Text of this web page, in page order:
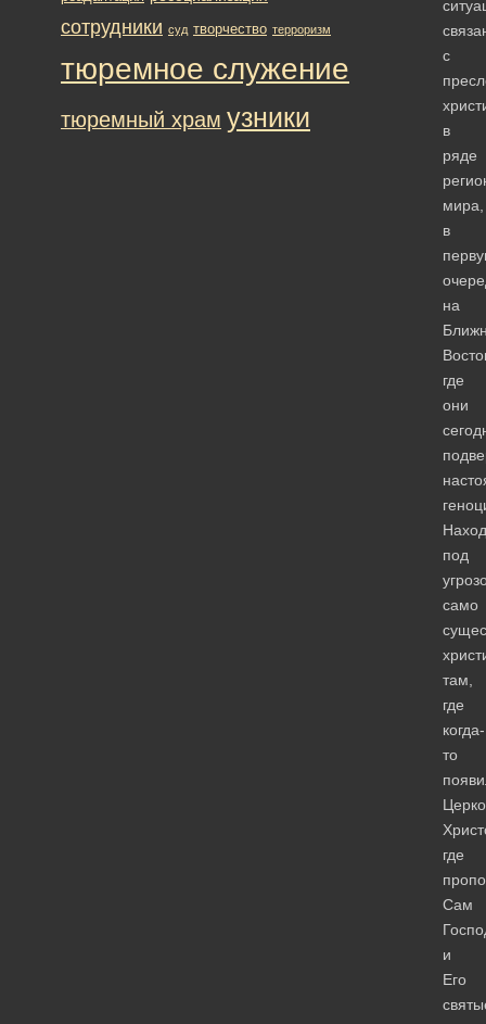
с
в
ряде
мира,
в
на
где
они
под
само
там,
где
когда-
то
где
Сам
и
Его
сотрудники суд творчество терроризм
тюремное служение
тюремный храм узники